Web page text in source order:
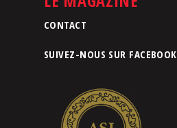
CONTACT
SUIVEZ-NOUS SUR FACEBOOK